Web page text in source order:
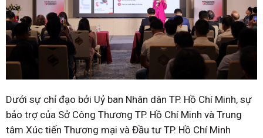
Dưới sự chỉ đạo bởi Uỷ ban Nhân dân TP. Hồ Chí Minh, sự
bảo trợ của Sở Công Thương TP. Hồ Chí Minh và Trung
tâm Xúc tiến Thương mại và Đầu tư TP. Hồ Chí Minh